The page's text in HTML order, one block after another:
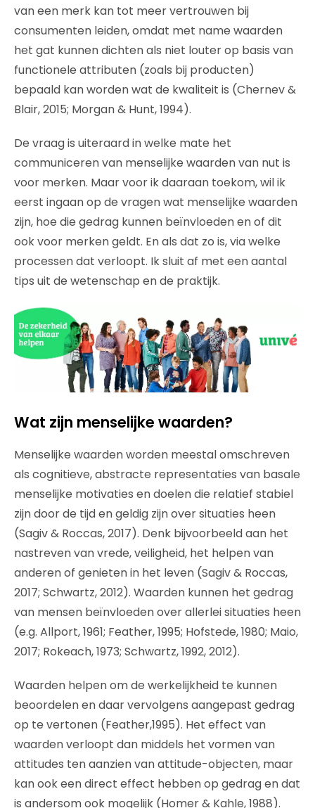
van een merk kan tot meer vertrouwen bij
consumenten leiden, omdat met name waarden
het gat kunnen dichten als niet louter op basis van
functionele attributen (zoals bij producten)
bepaald kan worden wat de kwaliteit is (Chernev &
Blair, 2015; Morgan & Hunt, 1994).
De vraag is uiteraard in welke mate het
communiceren van menselijke waarden van nut is
voor merken. Maar voor ik daaraan toekom, wil ik
eerst ingaan op de vragen wat menselijke waarden
zijn, hoe die gedrag kunnen beïnvloeden en of dit
ook voor merken geldt. En als dat zo is, via welke
processen dat verloopt. Ik sluit af met een aantal
tips uit de wetenschap en de praktijk.
Wat zijn menselijke waarden?
Menselijke waarden worden meestal omschreven
als cognitieve, abstracte representaties van basale
menselijke motivaties en doelen die relatief stabiel
zijn door de tijd en geldig zijn over situaties heen
(Sagiv & Roccas, 2017). Denk bijvoorbeeld aan het
nastreven van vrede, veiligheid, het helpen van
anderen of genieten in het leven (Sagiv & Roccas,
2017; Schwartz, 2012). Waarden kunnen het gedrag
van mensen beïnvloeden over allerlei situaties heen
(e.g. Allport, 1961; Feather, 1995; Hofstede, 1980; Maio,
2017; Rokeach, 1973; Schwartz, 1992, 2012).
Waarden helpen om de werkelijkheid te kunnen
beoordelen en daar vervolgens aangepast gedrag
op te vertonen (Feather,1995). Het effect van
waarden verloopt dan middels het vormen van
attitudes ten aanzien van attitude-objecten, maar
kan ook een direct effect hebben op gedrag en dat
is andersom ook mogelijk (Homer & Kahle, 1988).